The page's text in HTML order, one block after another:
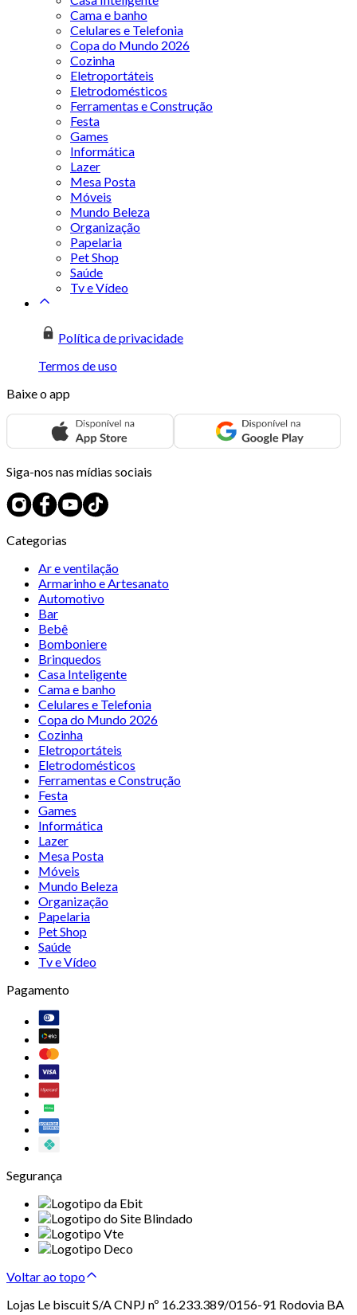
Cama e banho
Celulares e Telefonia
Copa do Mundo 2026
Cozinha
Eletroportáteis
Eletrodomésticos
Ferramentas e Construção
Festa
Games
Informática
Lazer
Mesa Posta
Móveis
Mundo Beleza
Organização
Papelaria
Pet Shop
Saúde
Tv e Vídeo
Política de privacidade
Termos de uso
Baixe o app
Siga-nos nas mídias sociais
Categorias
Ar e ventilação
Armarinho e Artesanato
Automotivo
Bar
Bebê
Bomboniere
Brinquedos
Casa Inteligente
Cama e banho
Celulares e Telefonia
Copa do Mundo 2026
Cozinha
Eletroportáteis
Eletrodomésticos
Ferramentas e Construção
Festa
Games
Informática
Lazer
Mesa Posta
Móveis
Mundo Beleza
Organização
Papelaria
Pet Shop
Saúde
Tv e Vídeo
Pagamento
Segurança
Voltar ao topo
Lojas Le biscuit S/A CNPJ nº 16.233.389/0156-91 Rodovia BA